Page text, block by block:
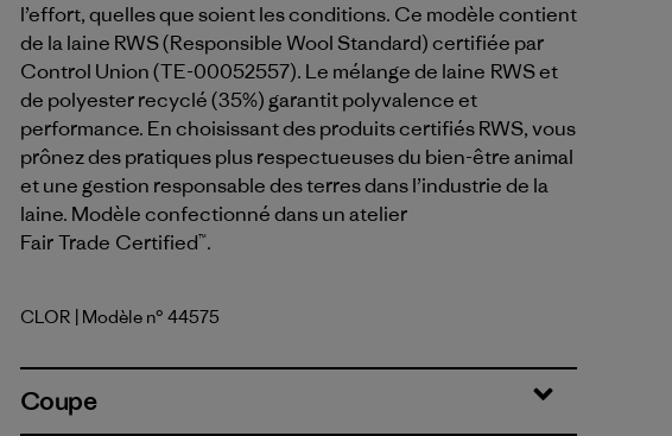
l’effort, quelles que soient les conditions. Ce modèle contient
de la laine RWS (Responsible Wool Standard) certifiée par
Control Union (TE-00052557). Le mélange de laine RWS et
de polyester recyclé (35%) garantit polyvalence et
performance. En choisissant des produits certifiés RWS, vous
prônez des pratiques plus respectueuses du bien-être animal
et une gestion responsable des terres dans l’industrie de la
laine. Modèle confectionné dans un atelier
Fair Trade Certified™.
Coal Orange
CLOR | Modèle n° 44575
Coupe